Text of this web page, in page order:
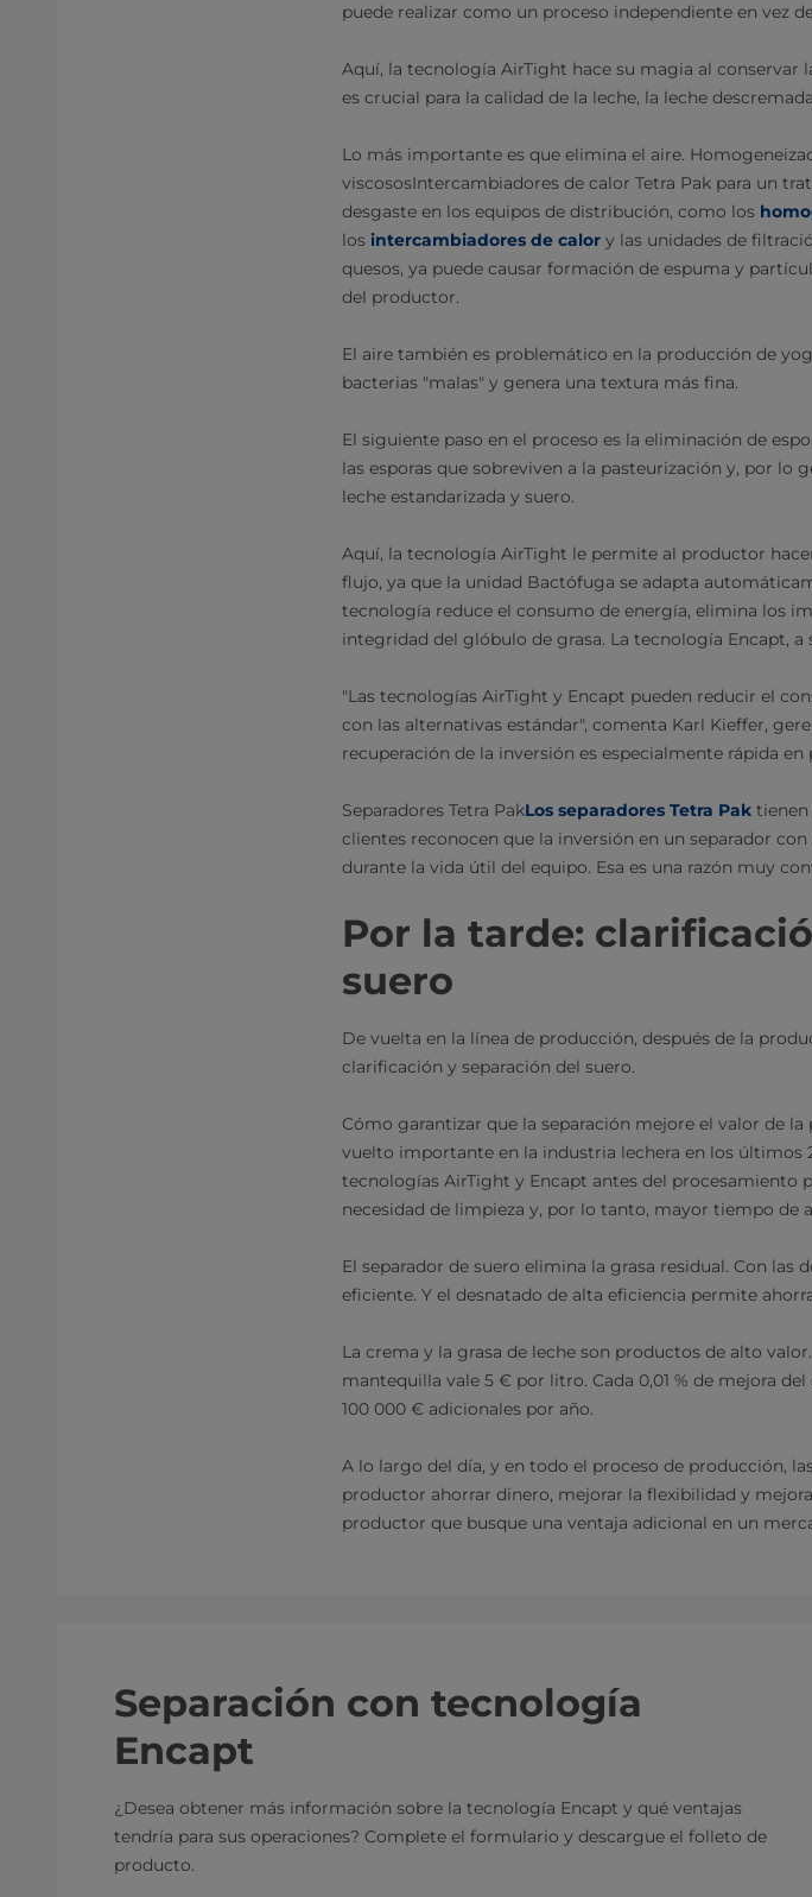
puede realizar como un proceso independiente en vez
Aquí, la tecnología AirTight hace su magia al conservar
es crucial para la calidad de la leche, la leche
Lo más importante es que elimina el aire.
viscososIntercambiadores de calor Tetra Pak para un
desgaste en los equipos de distribución, como los
los intercambiadores de calor y las unidades de
quesos, ya puede causar formación de espuma y
del productor.
El aire también es problemático en la producción de
bacterias "malas" y genera una textura más fina.
El siguiente paso en el proceso es la eliminación de
las esporas que sobreviven a la pasteurización y, por lo
leche estandarizada y suero.
Aquí, la tecnología AirTight le permite al productor
flujo, ya que la unidad Bactófuga se adapta
tecnología reduce el consumo de energía, elimina los
integridad del glóbulo de grasa. La tecnología Encapt,
"Las tecnologías AirTight y Encapt pueden reducir el
con las alternativas estándar", comenta Karl Kieffer,
recuperación de la inversión es especialmente rápida en
Separadores Tetra PakLos separadores Tetra Pak tienen
clientes reconocen que la inversión en un separador
durante la vida útil del equipo. Esa es una razón muy
Por la tarde:
suero
De vuelta en la línea de producción, después de la
clarificación y separación del suero.
Cómo garantizar que la separación mejore el valor de
vuelto importante en la industria lechera en los últimos
tecnologías AirTight y Encapt antes del
necesidad de limpieza y, por lo tanto, mayor tiempo de
El separador de suero elimina la grasa residual. Con
eficiente. Y el desnatado de alta eficiencia permite
La crema y la grasa de leche son productos de alto
mantequilla vale 5 € por litro. Cada 0,01 % de mejora
100 000 € adicionales por año.
A lo largo del día, y en todo el proceso de producción,
productor ahorrar dinero, mejorar la flexibilidad y
productor que busque una ventaja adicional en un
Separación con tecnología
Encapt
¿Desea obtener más información sobre la tecnología Encapt y qué ventajas
tendría para sus operaciones? Complete el formulario y descargue el folleto de
producto.